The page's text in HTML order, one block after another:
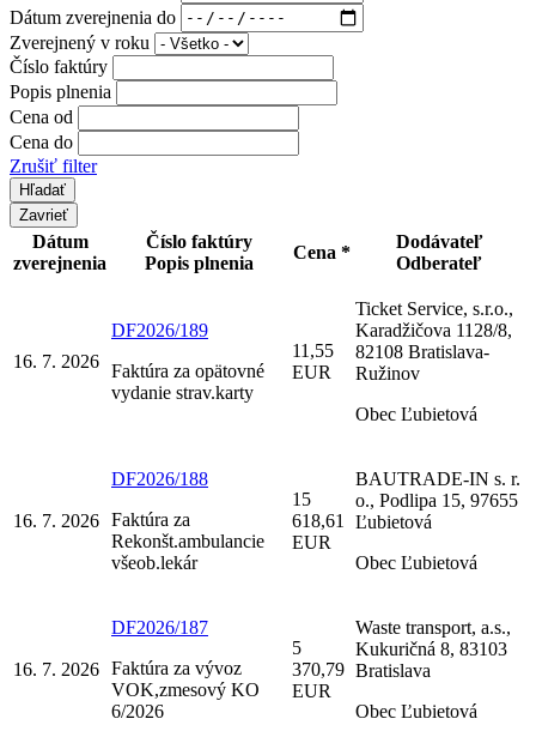
Dátum zverejnenia do
Zverejnený v roku
Číslo faktúry
Popis plnenia
Cena od
Cena do
Zrušiť filter
Zavrieť
Dátum
zverejnenia
Číslo faktúry
Popis plnenia
Cena *
Dodávateľ
Odberateľ
16. 7. 2026
DF2026/189
Faktúra za opätovné
vydanie strav.karty
11,55
EUR
Ticket Service, s.r.o.,
Karadžičova 1128/8,
82108 Bratislava-
Ružinov
Obec Ľubietová
16. 7. 2026
DF2026/188
Faktúra za
Rekonšt.ambulancie
všeob.lekár
15
618,61
EUR
BAUTRADE-IN s. r.
o., Podlipa 15, 97655
Ľubietová
Obec Ľubietová
16. 7. 2026
DF2026/187
Faktúra za vývoz
VOK,zmesový KO
6/2026
5
370,79
EUR
Waste transport, a.s.,
Kukuričná 8, 83103
Bratislava
Obec Ľubietová